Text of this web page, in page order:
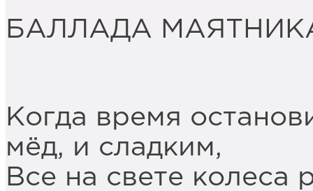
БАЛЛАДА
Когда время
мёд, и сладким,
Все на свете колеса